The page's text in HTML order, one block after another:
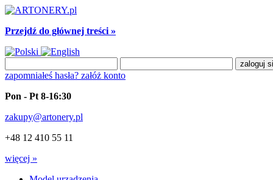
Przejdź do głównej treści »
zapomniałeś hasła? załóż konto
Pon - Pt 8-16:30
zakupy@artonery.pl
+48 12 410 55 11
więcej »